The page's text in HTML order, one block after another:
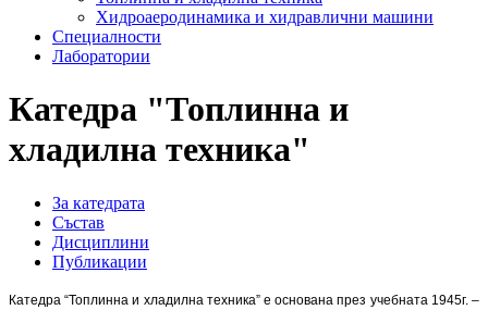
Хидроаеродинамика и хидравлични машини
Специалности
Лаборатории
Катедра "Топлинна и
хладилна техника"
За катедрата
Състав
Дисциплини
Публикации
Катедра “Топлинна и хладилна техника” е основана през учебната 1945г. –